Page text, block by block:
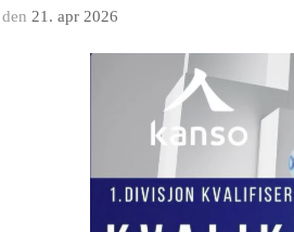
den 21. apr 2026